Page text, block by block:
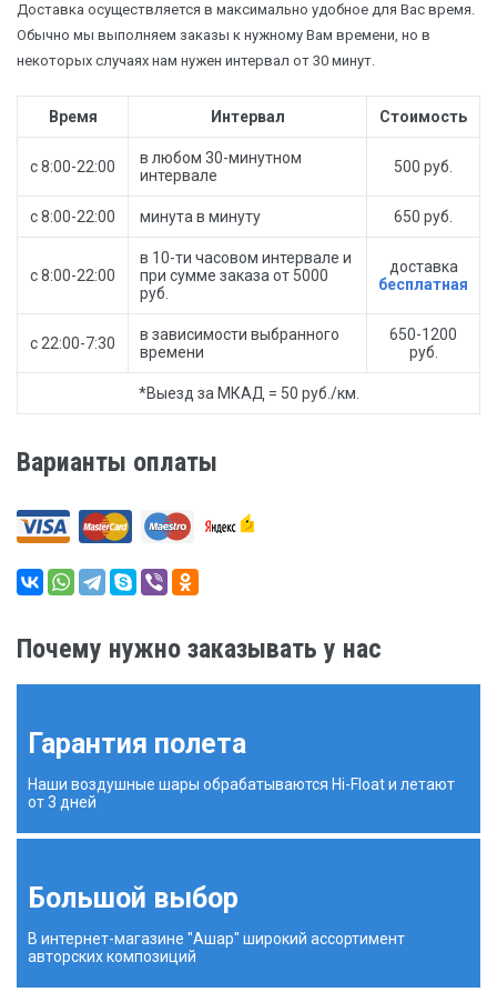
Доставка осуществляется в максимально удобное для Вас время.
Обычно мы выполняем заказы к нужному Вам времени, но в
некоторых случаях нам нужен интервал от 30 минут.
Время Интервал Стоимость
с 8:00-22:00
в любом 30-минутном
интервале
500 руб.
с 8:00-22:00 минута в минуту 650 руб.
с 8:00-22:00
в 10-ти часовом интервале и
при сумме заказа от 5000
руб.
доставка
бесплатная
с 22:00-7:30
в зависимости выбранного
времени
650-1200
руб.
*Выезд за МКАД = 50 руб./км.
Варианты оплаты
Почему нужно заказывать у нас
Гарантия полета
Наши воздушные шары обрабатываются Hi-Float и летают
от 3 дней
Большой выбор
В интернет-магазине "Ашар" широкий ассортимент
авторских композиций